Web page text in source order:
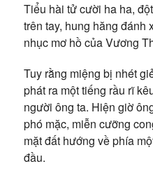
Tiểu hài tử cười ha ha,
trên tay, hung hăng đánh
nhục mơ hồ của Vương
Tuy rằng miệng bị nhét
phát ra một tiếng rầu rĩ
người ông ta. Hiện giờ
phó mặc, miễn cưỡng
mặt đất hướng về phía
đầu.